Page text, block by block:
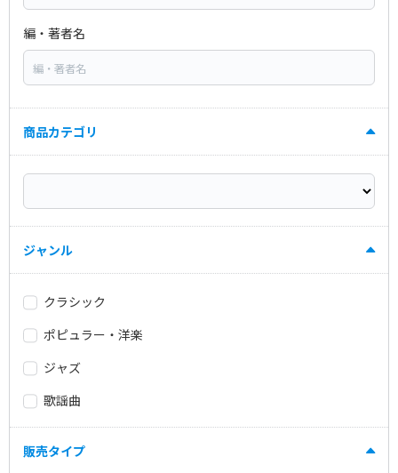
編・著者名
商品カテゴリ
ジャンル
クラシック
ポピュラー・洋楽
ジャズ
歌謡曲
販売タイプ